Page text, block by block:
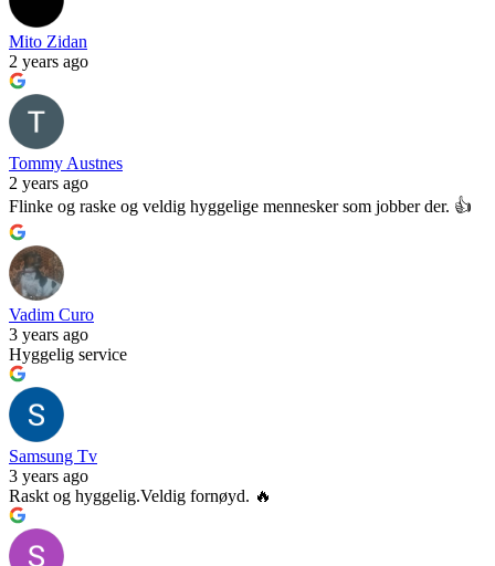
Mito Zidan
2 years ago
Tommy Austnes
2 years ago
Flinke og raske og veldig hyggelige mennesker som jobber der. 👍
Vadim Curo
3 years ago
Hyggelig service
Samsung Tv
3 years ago
Raskt og hyggelig.Veldig fornøyd. 🔥